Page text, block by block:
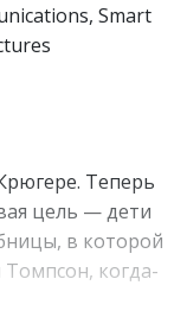
Smart
Теперь
цель — дети
в которой
когда-